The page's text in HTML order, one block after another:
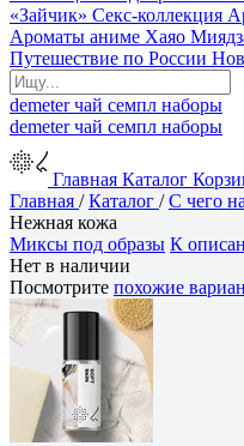
«Зайчик» Секс-коллекция
Ароматы аниме Хаяо
Путешествие по России
demeterчай семпл наборы
demeterчай семпл наборы
Главная Каталог
Главная /Каталог /С чего
Нежная кожа
Миксы под образы К
Нет в наличии
Посмотрите похожие